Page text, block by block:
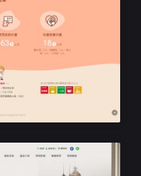
網站設計
會